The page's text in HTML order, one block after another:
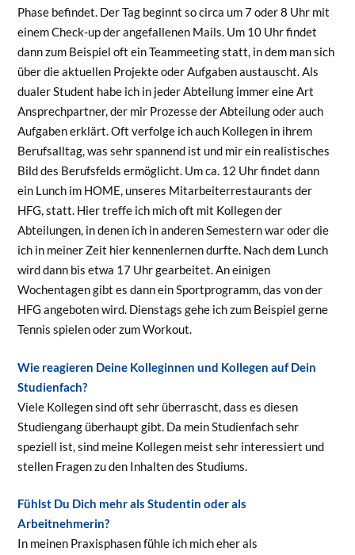
Phase befindet. Der Tag beginnt so circa um 7 oder 8 Uhr mit
einem Check-up der angefallenen Mails. Um 10 Uhr findet
dann zum Beispiel oft ein Teammeeting statt, in dem man sich
über die aktuellen Projekte oder Aufgaben austauscht. Als
dualer Student habe ich in jeder Abteilung immer eine Art
Ansprechpartner, der mir Prozesse der Abteilung oder auch
Aufgaben erklärt. Oft verfolge ich auch Kollegen in ihrem
Berufsalltag, was sehr spannend ist und mir ein realistisches
Bild des Berufsfelds ermöglicht. Um ca. 12 Uhr findet dann
ein Lunch im HOME, unseres Mitarbeiterrestaurants der
HFG, statt. Hier treffe ich mich oft mit Kollegen der
Abteilungen, in denen ich in anderen Semestern war oder die
ich in meiner Zeit hier kennenlernen durfte. Nach dem Lunch
wird dann bis etwa 17 Uhr gearbeitet. An einigen
Wochentagen gibt es dann ein Sportprogramm, das von der
HFG angeboten wird. Dienstags gehe ich zum Beispiel gerne
Tennis spielen oder zum Workout.
Wie reagieren Deine Kolleginnen und Kollegen auf Dein
Studienfach?
Viele Kollegen sind oft sehr überrascht, dass es diesen
Studiengang überhaupt gibt. Da mein Studienfach sehr
speziell ist, sind meine Kollegen meist sehr interessiert und
stellen Fragen zu den Inhalten des Studiums.
Fühlst Du Dich mehr als Studentin oder als
Arbeitnehmerin?
In meinen Praxisphasen fühle ich mich eher als